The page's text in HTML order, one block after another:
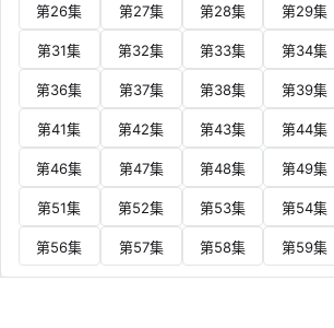
第26集 第27集 第28集 第29集
第31集 第32集 第33集 第34集
第36集 第37集 第38集 第39集
第41集 第42集 第43集 第44集
第46集 第47集 第48集 第49集
第51集 第52集 第53集 第54集
第56集 第57集 第58集 第59集